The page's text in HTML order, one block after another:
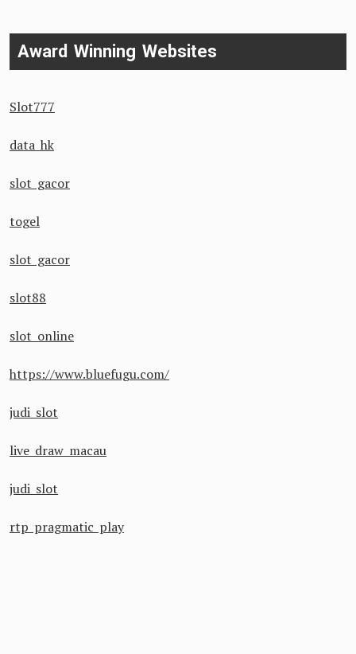
Award Winning Websites
Slot777
data hk
slot gacor
togel
slot gacor
slot88
slot online
https://www.bluefugu.com/
judi slot
live draw macau
judi slot
rtp pragmatic play